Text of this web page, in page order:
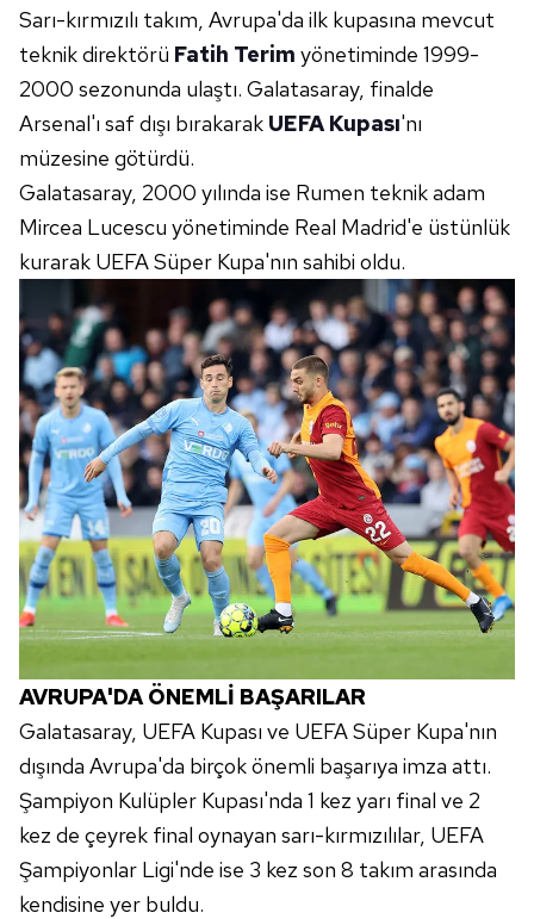
Sarı-kırmızılı takım, Avrupa'da ilk kupasına mevcut
teknik direktörü Fatih Terim yönetiminde 1999-
2000 sezonunda ulaştı. Galatasaray, finalde
Arsenal'ı saf dışı bırakarak UEFA Kupası'nı
müzesine götürdü.
Galatasaray, 2000 yılında ise Rumen teknik adam
Mircea Lucescu yönetiminde Real Madrid'e üstünlük
kurarak UEFA Süper Kupa'nın sahibi oldu.
AVRUPA'DA ÖNEMLİ BAŞARILAR
Galatasaray, UEFA Kupası ve UEFA Süper Kupa'nın
dışında Avrupa'da birçok önemli başarıya imza attı.
Şampiyon Kulüpler Kupası'nda 1 kez yarı final ve 2
kez de çeyrek final oynayan sarı-kırmızılılar, UEFA
Şampiyonlar Ligi'nde ise 3 kez son 8 takım arasında
kendisine yer buldu.